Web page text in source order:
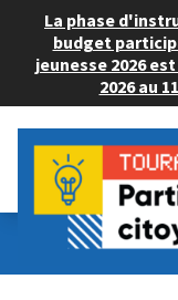
La phase
budget
jeunesse 2026
2026 au
Budget Participatif
💡 Consulter les